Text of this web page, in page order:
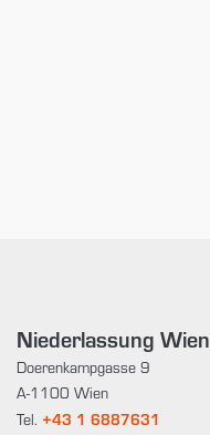
Niederlassung Wien
Doerenkampgasse 9
A-1100 Wien
Tel. +43 1 6887631